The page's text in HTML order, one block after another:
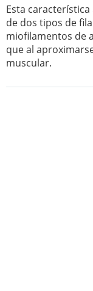
Esta
de dos tipos de
miofilamentos de
que al
muscular.